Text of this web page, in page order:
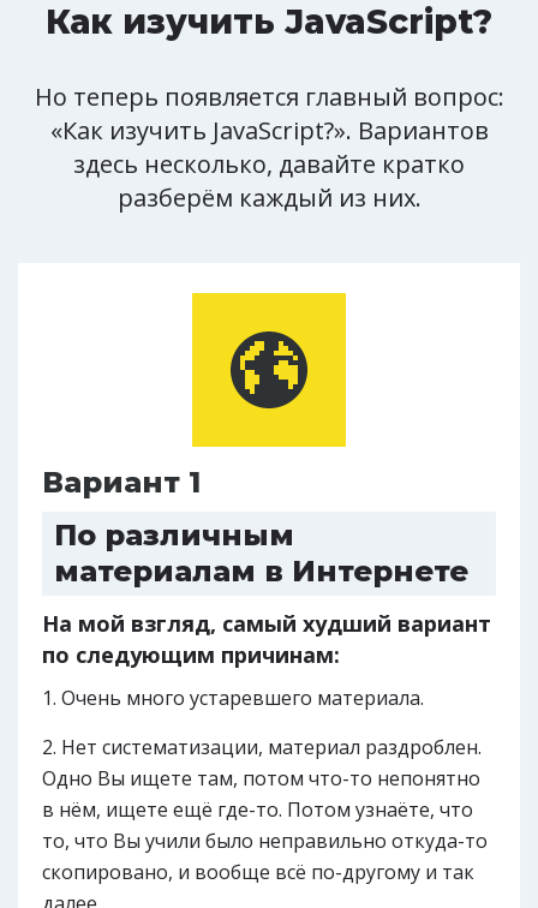
Как изучить JavaScript?
Но теперь появляется главный вопрос:
«Как изучить JavaScript?». Вариантов
здесь несколько, давайте кратко
разберём каждый из них.
Вариант 1
По различным
материалам в Интернете
На мой взгляд, самый худший вариант
по следующим причинам:
Очень много устаревшего материала.
Нет систематизации, материал раздроблен.
Одно Вы ищете там, потом что-то непонятно
в нём, ищете ещё где-то. Потом узнаёте, что
то, что Вы учили было неправильно откуда-то
скопировано, и вообще всё по-другому и так